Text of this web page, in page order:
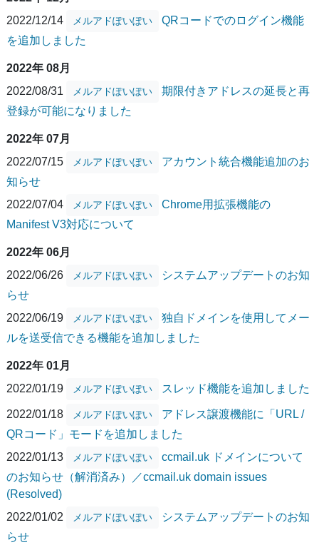
2022/12/14
メルアドぽいぽい
QRコードでのログイン機能
を追加しました
2022年 08月
2022/08/31
メルアドぽいぽい
期限付きアドレスの延長と再
登録が可能になりました
2022年 07月
2022/07/15
メルアドぽいぽい
アカウント統合機能追加のお
知らせ
2022/07/04
メルアドぽいぽい
Chrome用拡張機能の
Manifest V3対応について
2022年 06月
2022/06/26
メルアドぽいぽい
システムアップデートのお知
らせ
2022/06/19
メルアドぽいぽい
独自ドメインを使用してメー
ルを送受信できる機能を追加しました
2022年 01月
2022/01/19
メルアドぽいぽい スレッド機能を追加しました
2022/01/18 メルアドぽいぽい
アドレス譲渡機能に「URL /
QRコード」モードを追加しました
2022/01/13
メルアドぽいぽい
ccmail.uk ドメインについて
のお知らせ（解消済み）／ccmail.uk domain issues
(Resolved)
2022/01/02
メルアドぽいぽい
システムアップデートのお知
らせ